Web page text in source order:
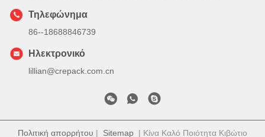
Τηλεφώνημα
86--18688846739
Ηλεκτρονικό
lillian@crepack.com.cn
Πολιτική απορρήτου | Sitemap | Κίνα Καλό Ποιότητα Κιβώτιο